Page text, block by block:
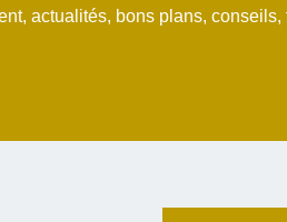
actualités, bons plans, conseils,